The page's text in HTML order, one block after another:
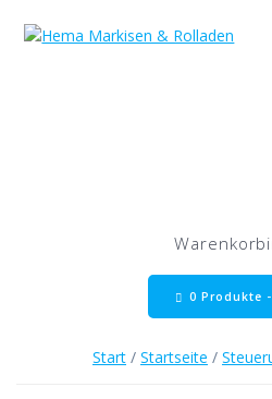
0 Produkte -
Start / Startseite /